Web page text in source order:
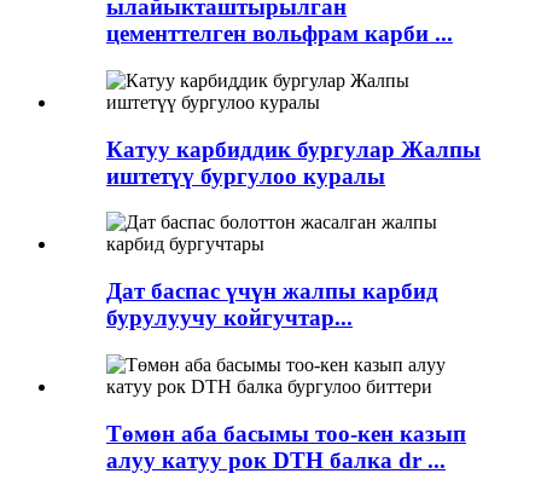
ылайыкташтырылган
цементтелген вольфрам карби ...
Катуу карбиддик бургулар Жалпы
иштетүү бургулоо куралы
Дат баспас үчүн жалпы карбид
бурулуучу койгучтар...
Төмөн аба басымы тоо-кен казып
алуу катуу рок DTH балка dr ...